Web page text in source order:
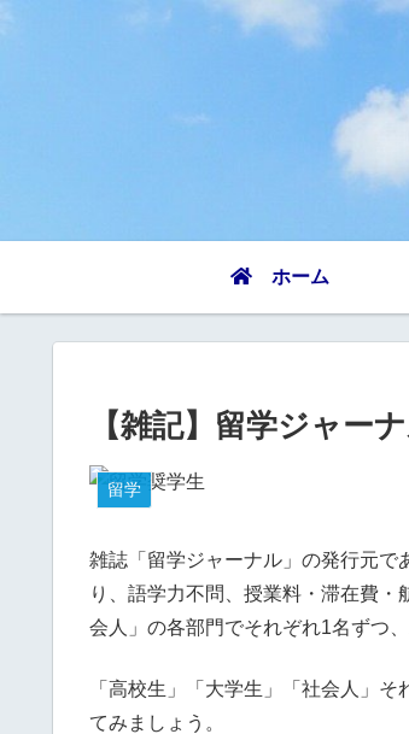
ホーム
【雑記】留学ジャー
留学
雑誌「留学ジャーナル」の発行元で
り、語学力不問、授業料・滞在費
会人」の各部門でそれぞれ1名ずつ
「高校生」「大学生」「社会人」
てみましょう。